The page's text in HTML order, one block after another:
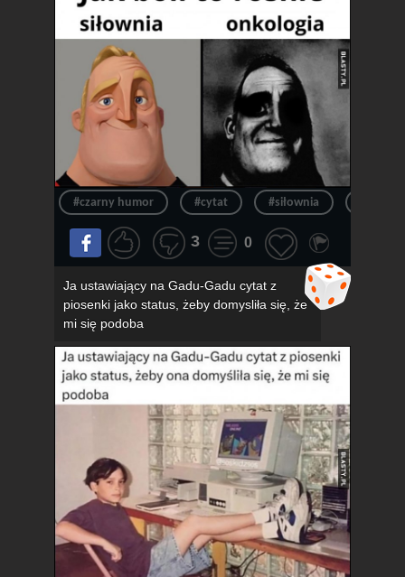
#czarny humor #cytat #siłownia
3 0
Ja ustawiający na Gadu-Gadu cytat z
piosenki jako status, żeby domysliła się, że
mi się podoba